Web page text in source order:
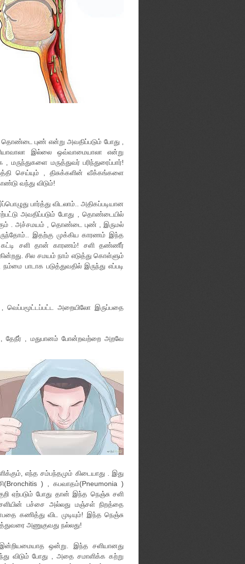
தொண்டை புண் என்று அவதிப்படும் போது ,
இல்லை ஒவ்வாமையாலா என்று
மருத்துவர் பரிந்துரைப்பார்!
செய்யும் , திசுக்களின் வீக்கங்களை
வந்து விடும்!
பார்த்து விடலாம்.. அதிகப்படியான
அவதிப்படும் போது , தொண்டையில்
. அச்சமயம் , தொண்டை புண் , இருமல்
இதற்கு முக்கிய காரணம் இந்த
சளி தான் காரணம்! சளி தண்ணீர்
சில சமயம் நாம் எடுத்து கொள்ளும்
பாடாக படுத்துவதில் இருந்து எப்படி
, வெப்பமூட்டப்பட்ட அறையிலோ இருப்பதை
தேநீர் , மதுபானம் போன்றவற்றை அறவே
எந்த சம்பந்தமும் கிடையாது . இது
) , கபவாதம்(Pneumonia )
ஏற்படும் போது தான் இந்த நெஞ்சு சளி
பச்சை அல்லது மஞ்சள் நிறத்தை
கணித்து விட முடியும்! இந்த நெஞ்சு
அணுகுவது நல்லது!
ஒன்று. இந்த சளியானது
விடும் போது , அதை சமாளிக்க கற்று